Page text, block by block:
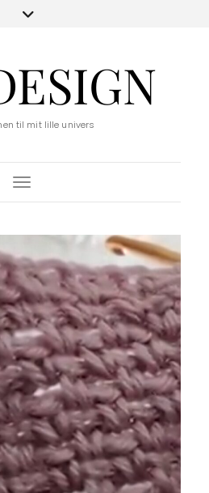
til mit lille univers
Toggle Navigation